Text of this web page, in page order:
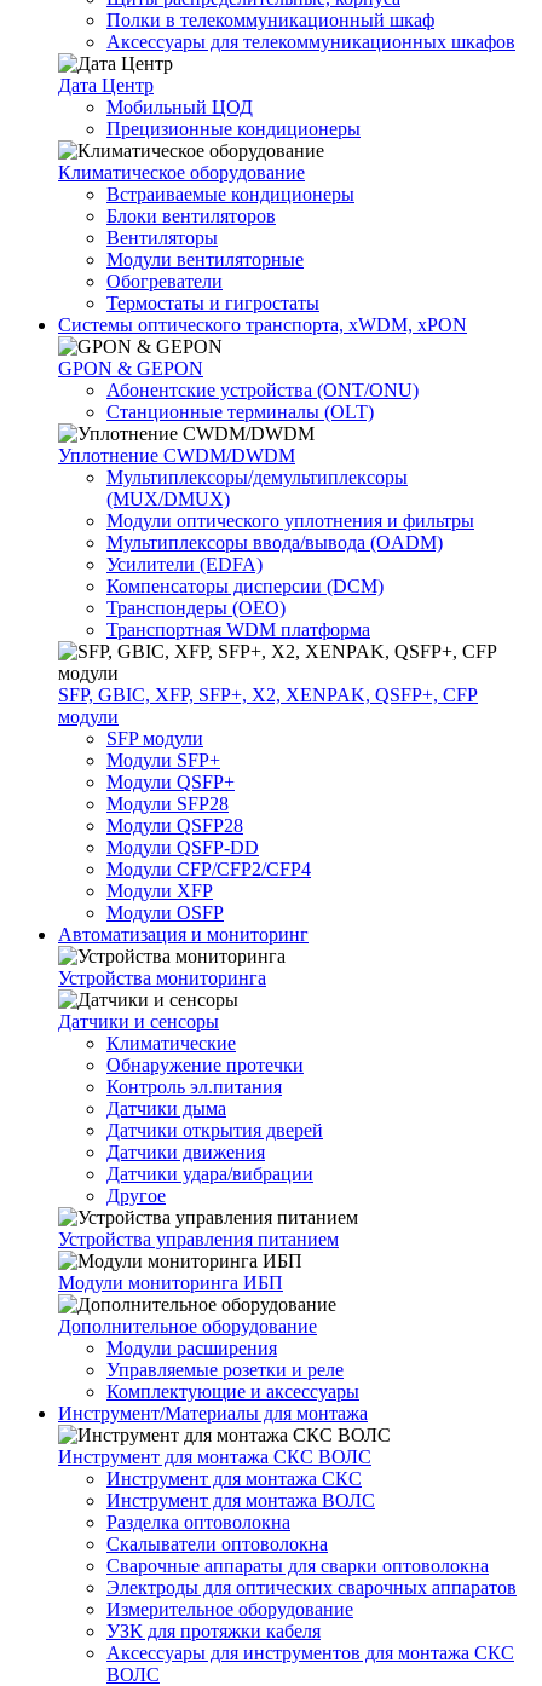
Полки в телекоммуникационный шкаф
Аксессуары для телекоммуникационных шкафов
Дата Центр
Мобильный ЦОД
Прецизионные кондиционеры
Климатичeское оборудование
Встраиваемые кондиционеры
Блоки вентиляторов
Вентиляторы
Модули вентиляторные
Обогреватели
Термостаты и гигростаты
Системы оптического транспорта, xWDM, xPON
GPON & GEPON
Абонентские устройства (ONT/ONU)
Станционные терминалы (OLT)
Уплотнение CWDM/DWDM
Мультиплексоры/демультиплексоры
(MUX/DMUX)
Модули оптического уплотнения и фильтры
Мультиплексоры ввода/вывода (OADM)
Усилители (EDFA)
Компенсаторы дисперсии (DCM)
Транспондеры (OEO)
Транспортная WDM платформа
SFP, GBIC, XFP, SFP+, X2, XENPAK, QSFP+, CFP
модули
SFP модули
Модули SFP+
Модули QSFP+
Модули SFP28
Модули QSFP28
Модули QSFP-DD
Модули CFP/CFP2/CFP4
Модули XFP
Модули OSFP
Автоматизация и мониторинг
Устройства мониторинга
Датчики и сенсоры
Климатические
Обнаружение протечки
Контроль эл.питания
Датчики дыма
Датчики открытия дверей
Датчики движения
Датчики удара/вибрации
Другое
Устройства управления питанием
Модули мониторинга ИБП
Дополнительное оборудование
Модули расширения
Управляемые розетки и реле
Комплектующие и аксессуары
Инструмент/Материалы для монтажа
Инструмент для монтажа СКС ВОЛС
Инструмент для монтажа СКС
Инструмент для монтажа ВОЛС
Разделка оптоволокна
Скалыватели оптоволокна
Сварочные аппараты для сварки оптоволокна
Электроды для оптических сварочных аппаратов
Измерительное оборудование
УЗК для протяжки кабеля
Аксессуары для инструментов для монтажа СКС
ВОЛС